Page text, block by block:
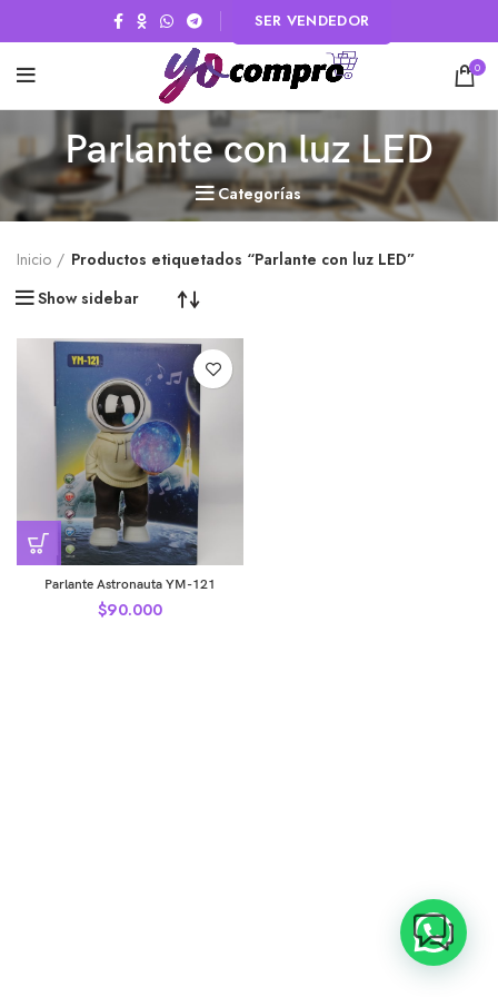
SER VENDEDOR
0
Parlante con luz LED
Categorías
Inicio
Productos etiquetados “Parlante con luz LED”
Show sidebar
Parlante Astronauta YM-121
$90.000